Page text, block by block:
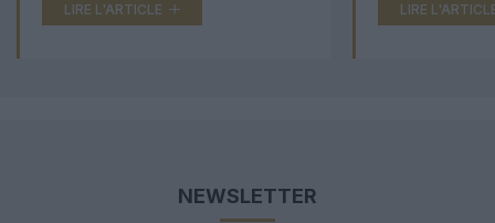
LIRE L'ARTICLE LIRE
NEWSLETTER